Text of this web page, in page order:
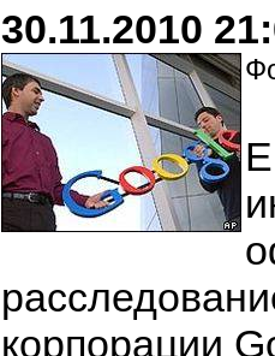
30.11.2010
корпорации